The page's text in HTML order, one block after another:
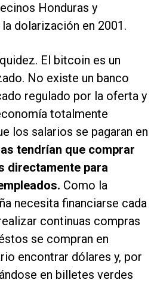
Honduras y
dolarización en 2001.
El bitcoin es un
No existe un banco
regulado por la oferta y
totalmente
los salarios se pagaran en
tendrían que comprar
directamente para
Como la
necesita financiarse cada
continuas compras
se compran en
encontrar dólares y, por
en billetes verdes